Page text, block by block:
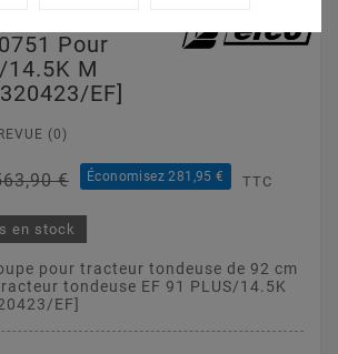
Pour
14.5K M
EF]
(0)
€ Économisez 281,95 € TTC
en stock
pour tracteur tondeuse de 92 cm
tondeuse EF 91 PLUS/14.5K
EF]